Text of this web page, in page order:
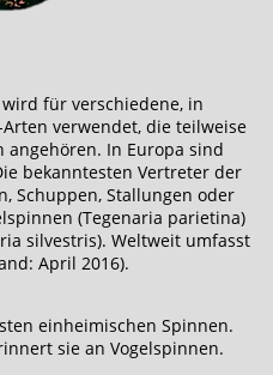
für verschiedene, in
verwendet, die teilweise
In Europa sind
bekanntesten Vertreter der
Schuppen, Stallungen oder
(Tegenaria parietina)
silvestris). Weltweit umfasst
April 2016).
einheimischen Spinnen.
sie an Vogelspinnen.